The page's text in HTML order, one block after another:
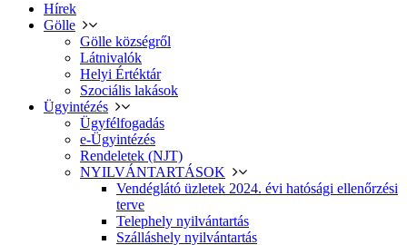
Hírek
Gölle
Gölle községről
Látnivalók
Helyi Értéktár
Szociális lakások
Ügyintézés
Ügyfélfogadás
e-Ügyintézés
Rendeletek (NJT)
NYILVÁNTARTÁSOK
Vendéglátó üzletek 2024. évi hatósági ellenőrzési
terve
Telephely nyilvántartás
Szálláshely nyilvántartás